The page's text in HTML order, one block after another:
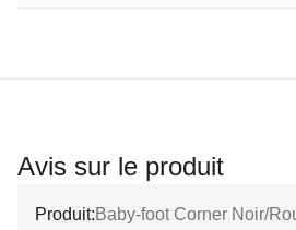
Avis sur le produit
Produit: Baby-foot Corner Noir/